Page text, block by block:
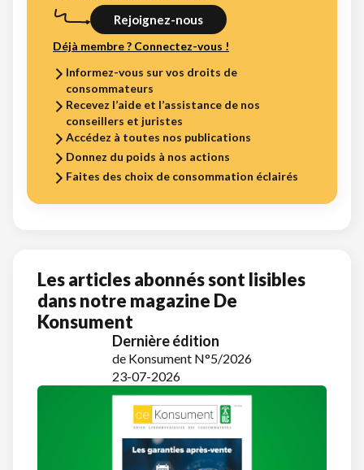
Rejoignez-nous
Déjà membre ? Connectez-vous !
Informez-vous sur vos droits de
consommateurs
Recevez l’aide et l’assistance de nos
conseillers et juristes
Accédez à toutes nos publications
Donnez du poids à nos actions
Faites des choix de consommation éclairés
Les articles abonnés sont lisibles
dans notre magazine De
Konsument
Dernière édition
de Konsument N°5/2026
23-07-2026